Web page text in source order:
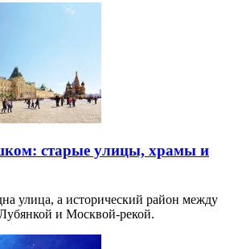
старые улицы, храмы и
улица, а исторический район между
и Москвой-рекой.